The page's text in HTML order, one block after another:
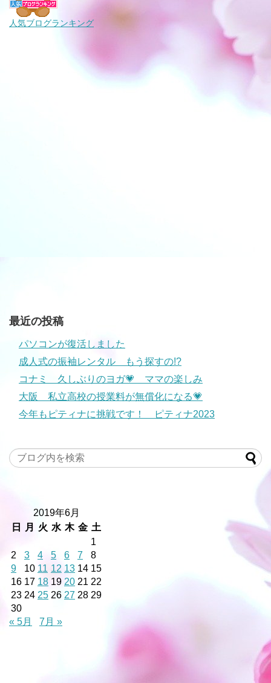
人気ブログランキング
最近の投稿
パソコンが復活しました
成人式の振袖レンタル もう探すの!?
コナミ 久しぶりのヨガ💗 ママの楽しみ
大阪 私立高校の授業料が無償化になる💗
今年もピティナに挑戦です！ ピティナ2023
2019年6月
日
月 火 水 木 金 土
1
2
3 4 5 6 7
8
9
10 11 12 13 14 15
16 17 18 19 20 21 22
23 24 25 26 27 28 29
30
« 5月
7月 »